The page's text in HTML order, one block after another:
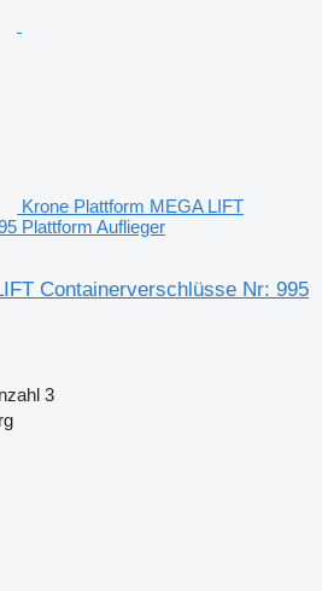
Krone Plattform MEGA LIFT
Plattform Auflieger
Containerverschlüsse Nr: 995
3